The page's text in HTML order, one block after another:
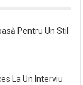
Pentru Un Stil
La Un Interviu